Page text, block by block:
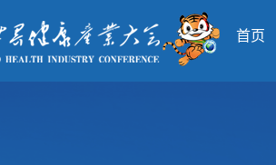
首页